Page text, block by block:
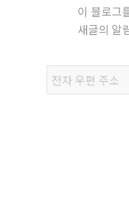
이 블로그
새글의 알